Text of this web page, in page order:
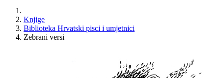
Knjige
Biblioteka Hrvatski pisci i umjetnici
Zebrani versi